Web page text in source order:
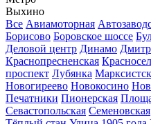
Выхино
Все Авиамоторная
Борисово Боровское шоссе
Деловой центр Динамо
Краснопресненская
проспект Лубянка
Новогиреево Новокосино
Печатники Пионерская
Севастопольская Семеновская